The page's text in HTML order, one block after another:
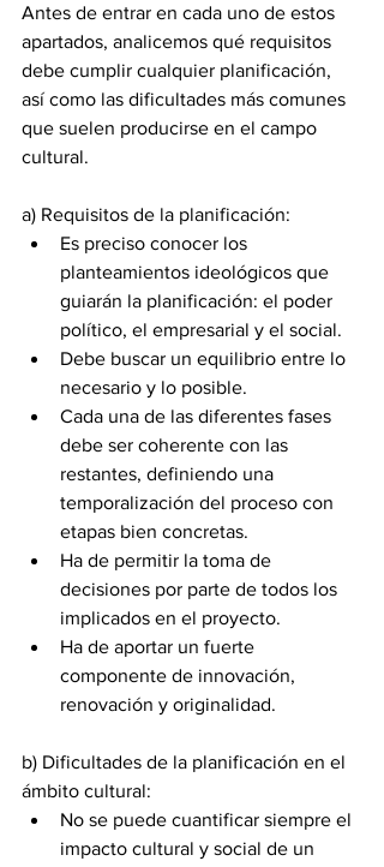
Antes de entrar en cada uno de estos
apartados, analicemos qué requisitos
debe cumplir cualquier planificación,
así como las dificultades más comunes
que suelen producirse en el campo
cultural.
a) Requisitos de la planificación:
Es preciso conocer los
planteamientos ideológicos que
guiarán la planificación: el poder
político, el empresarial y el social.
Debe buscar un equilibrio entre lo
necesario y lo posible.
Cada una de las diferentes fases
debe ser coherente con las
restantes, definiendo una
temporalización del proceso con
etapas bien concretas.
Ha de permitir la toma de
decisiones por parte de todos los
implicados en el proyecto.
Ha de aportar un fuerte
componente de innovación,
renovación y originalidad.
b) Dificultades de la planificación en el
ámbito cultural:
No se puede cuantificar siempre el
impacto cultural y social de un